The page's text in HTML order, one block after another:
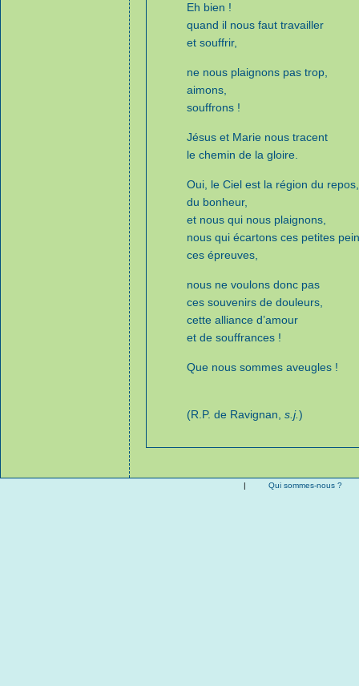
Eh bien !
quand il nous faut travailler
et souffrir,
ne nous plaignons pas trop,
aimons,
souffrons !
Jésus et Marie nous tracent
le chemin de la gloire.
Oui, le Ciel est la région du repos,
du bonheur,
et nous qui nous plaignons,
nous qui écartons ces petites
ces épreuves,
nous ne voulons donc pas
ces souvenirs de douleurs,
cette alliance d’amour
et de souffrances !
Que nous sommes aveugles !
(R.P. de Ravignan, s.j.)
| Qui sommes-nous ?